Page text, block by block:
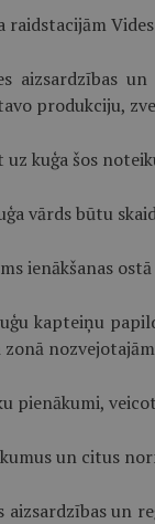
raidstacijām
aizsardzības
produkciju,
kuģa šos
vārds būtu
ienākšanas
kapteiņu
pienākumi,
un citus
aizsardzības un